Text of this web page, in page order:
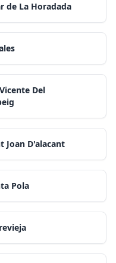
de La Horadada
Del
Joan D'alacant
Pola